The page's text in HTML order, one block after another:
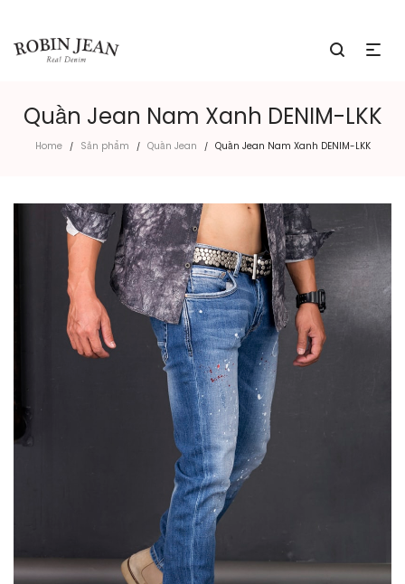
Quần Jean Nam Xanh DENIM-LKK
Home / Sản phẩm / Quần Jean / Quần Jean Nam Xanh DENIM-LKK